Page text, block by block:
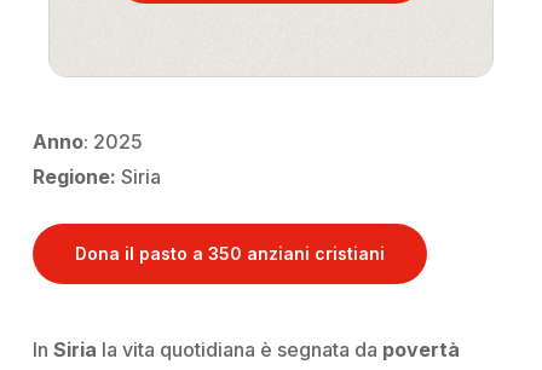
Anno: 2025
Regione: Siria
Dona il pasto a 350 anziani cristiani
In Siria la vita quotidiana è segnata da povertà